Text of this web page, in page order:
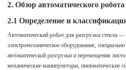
2. Обзор автоматического
2.1 Определение и
Автоматический робот для разгрузки стекла —
электромеханическое оборудование,
автоматической разгрузки и перемещения
механические манипуляторы, пневматические